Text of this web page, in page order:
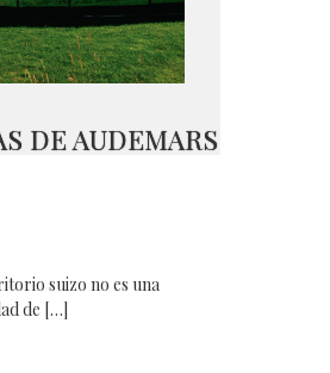
DE AUDEMARS
suizo no es una
de […]